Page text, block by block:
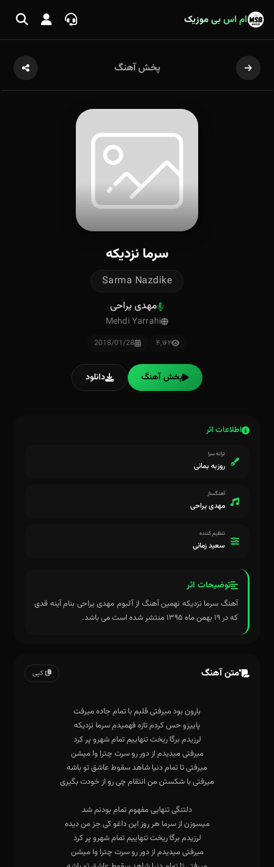
ام اس بی موزیک
پخش آهنگ
سرما نزدیکه
Sarma Nazdike
مهدی یراحی
Mehdi Yarrahi
۴٬۱۶۲ 2018/01/28
پخش آهنگ دانلود
اطلاعات اثر
ترانه سرا
روزبه بمانی
آهنگساز
مهدی یراحی
تنظیم کننده
سعید زمانی
توضیحات اثر
آهنگ سرما نزدیکه نهمین آهنگ از آلبوم مهدی یراحی بنام آینه قدی
که در ۱۹ بهمن ماه ۱۳۹۵ منتشر شده است می باشد.
متن آهنگ کپی